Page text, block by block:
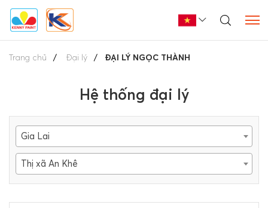
Trang chủ Đại lý ĐẠI LÝ NGỌC THÀNH
Hệ thống đại lý
Gia Lai
Thị xã An Khê